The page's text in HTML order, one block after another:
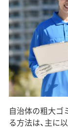
自治体の粗大ゴ
る方法は、主に